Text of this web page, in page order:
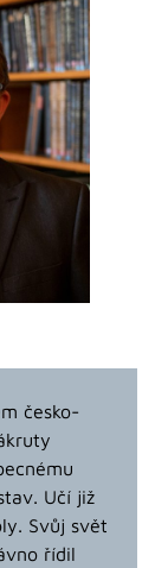
česko-
Učí již
Svůj svět
řídil